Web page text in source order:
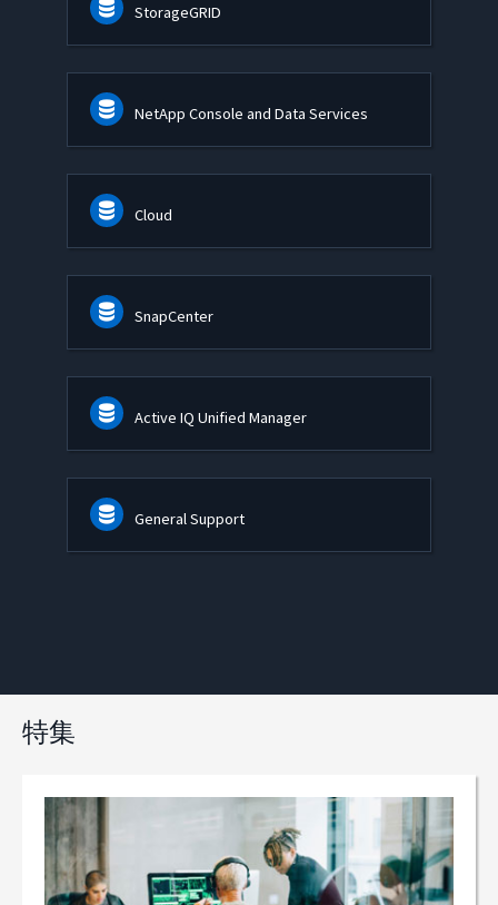
StorageGRID
NetApp Console and Data Services
Cloud
SnapCenter
Active IQ Unified Manager
General Support
特集